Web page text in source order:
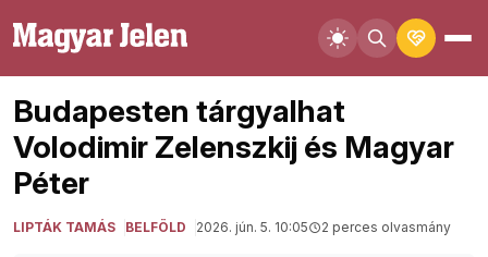
Budapesten tárgyalhat
Volodimir Zelenszkij és Magyar
Péter
LIPTÁK TAMÁS BELFÖLD 2026. jún. 5. 10:05 2 perces olvasmány